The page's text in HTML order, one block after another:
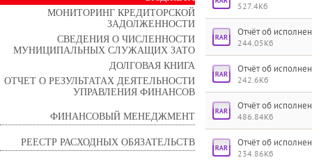
527.4Кб
Отчёт об
244.05Кб
Отчёт об
242.6Кб
Отчёт об
486.84Кб
Отчёт об
234.86Кб
МОНИТОРИНГ КРЕДИТОРСКОЙ
ЗАДОЛЖЕННОСТИ
СВЕДЕНИЯ О ЧИСЛЕННОСТИ
МУНИЦИПАЛЬНЫХ СЛУЖАЩИХ ЗАТО
ДОЛГОВАЯ КНИГА
ОТЧЕТ О РЕЗУЛЬТАТАХ ДЕЯТЕЛЬНОСТИ
УПРАВЛЕНИЯ ФИНАНСОВ
ФИНАНСОВЫЙ МЕНЕДЖМЕНТ
РЕЕСТР РАСХОДНЫХ ОБЯЗАТЕЛЬСТВ